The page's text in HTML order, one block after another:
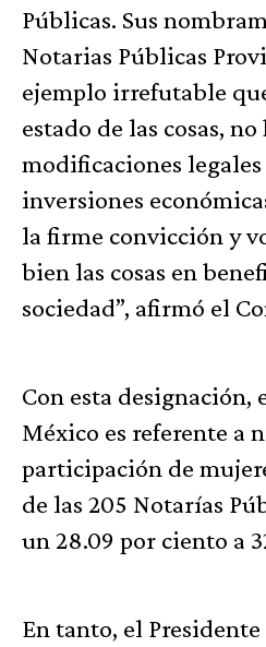
Públicas. Sus
Notarias Públicas
ejemplo irrefutable
estado de las cosas,
modificaciones
inversiones
la firme convicción y
bien las cosas en
sociedad”, afirmó el
Con esta designación,
México es referente a
participación de
de las 205 Notarías
un 28.09 por ciento a
En tanto, el